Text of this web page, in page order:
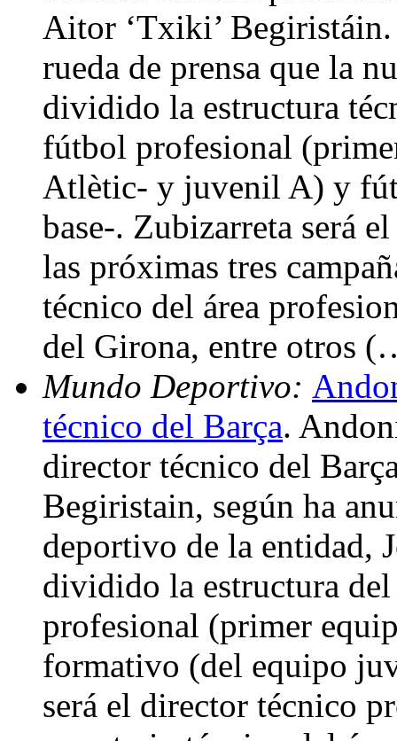
Aitor ‘Txiki’
rueda de prensa que la
dividido la estructura
fútbol profesional
Atlètic- y juvenil A) y
base-. Zubizarreta será
las próximas tres
técnico del área
del Girona, entre otros
Mundo Deportivo:
técnico del Barça.
director técnico del
Begiristain, según ha
deportivo de la entidad,
dividido la estructura
profesional (primer
formativo (del equipo
será el director técnico